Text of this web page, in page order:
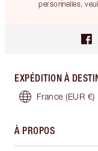
personnelles,
EXPÉDITION À
France (EUR €)
À PROPOS